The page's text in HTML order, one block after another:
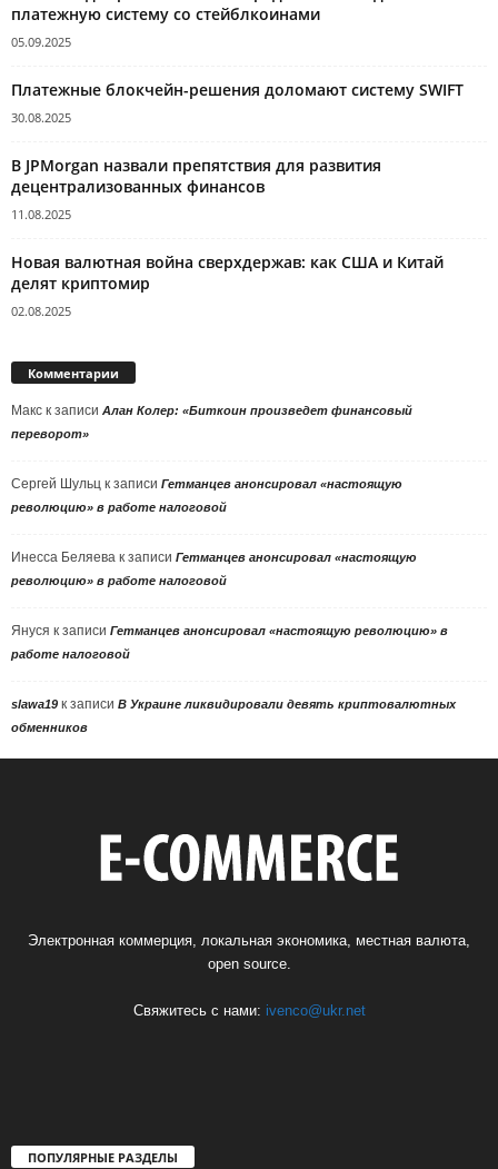
платежную систему со стейблкоинами
05.09.2025
Платежные блокчейн-решения доломают систему SWIFT
30.08.2025
В JPMorgan назвали препятствия для развития
децентрализованных финансов
11.08.2025
Новая валютная война сверхдержав: как США и Китай
делят криптомир
02.08.2025
Комментарии
Макс к записи Алан Колер: «Биткоин произведет финансовый
переворот»
Сергей Шульц к записи Гетманцев анонсировал «настоящую
революцию» в работе налоговой
Инесса Беляева к записи Гетманцев анонсировал «настоящую
революцию» в работе налоговой
Януся к записи Гетманцев анонсировал «настоящую революцию» в
работе налоговой
slawa19 к записи В Украине ликвидировали девять криптовалютных
обменников
Электронная коммерция, локальная экономика, местная валюта,
open source.
Свяжитесь с нами: ivenco@ukr.net
ПОПУЛЯРНЫЕ РАЗДЕЛЫ